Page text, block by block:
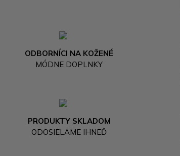
ODBORNÍCI NA KOŽENÉ
MÓDNE DOPLNKY
PRODUKTY SKLADOM
ODOSIELAME IHNEĎ